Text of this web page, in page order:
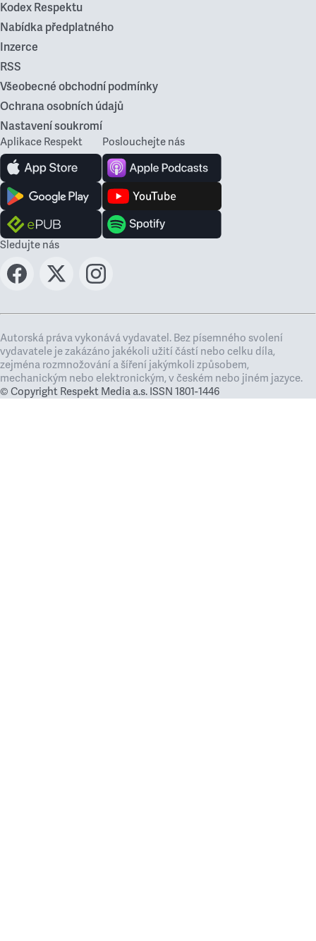
Kodex Respektu
Nabídka předplatného
Inzerce
RSS
Všeobecné obchodní podmínky
Ochrana osobních údajů
Nastavení soukromí
Aplikace Respekt Poslouchejte nás
Sledujte nás
Autorská práva vykonává vydavatel. Bez písemného svolení
vydavatele je zakázáno jakékoli užití částí nebo celku díla,
zejména rozmnožování a šíření jakýmkoli způsobem,
mechanickým nebo elektronickým, v českém nebo jiném jazyce.
© Copyright Respekt Media a.s. ISSN 1801-1446